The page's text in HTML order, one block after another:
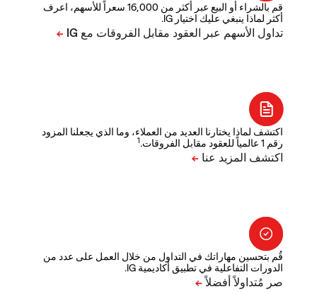
قم بالشراء أو البيع عبر أكثر من 16,000 سعراً للأسهم، اعرف
أكثر لماذا ينبغي عليك اختيار IG.
اكتشف لماذا يختارنا العديد من العملاء، وما الذي يجعلنا المزود
رقم 1 عالمياً للعقود مقابل الفروقات.
1
قُم بتحسين مهاراتك في التداول من خلال العمل على عدد من
الدورات التفاعلية في تطبيق أكاديمية IG.